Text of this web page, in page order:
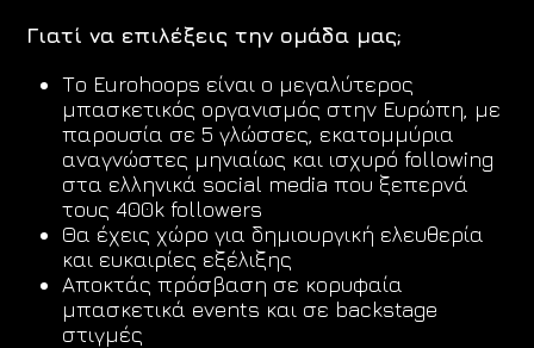
Γιατί να επιλέξεις την ομάδα μας;
Το Eurohoops είναι o μεγαλύτερος
μπασκετικός οργανισμός στην Ευρώπη, με
παρουσία σε 5 γλώσσες, εκατομμύρια
αναγνώστες μηνιαίως και ισχυρό following
στα ελληνικά social media που ξεπερνά
τους 400k followers
Θα έχεις χώρο για δημιουργική ελευθερία
και ευκαιρίες εξέλιξης
Αποκτάς πρόσβαση σε κορυφαία
μπασκετικά events και σε backstage
στιγμές